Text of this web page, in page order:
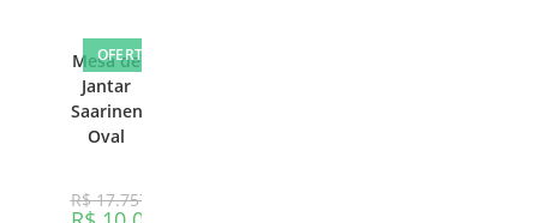
OFERTA!
Mesa de
Jantar
Saarinen
Oval
R$17.757,00